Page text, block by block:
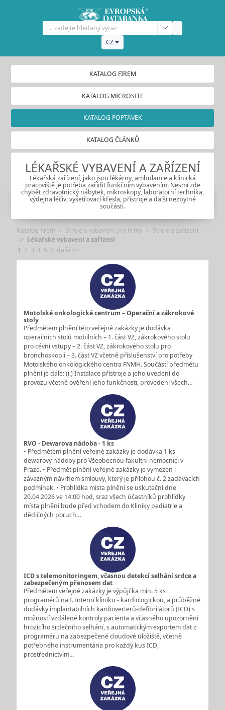
CZ
KATALOG FIREM
KATALOG MICROSITE
KATALOG POPTÁVEK
KATALOG ČLÁNKŮ
LÉKAŘSKÉ VYBAVENÍ A ZAŘÍZENÍ
Lékařská zařízení, jako jsou lékárny, ambulance a klinická
pracoviště je potřeba zařídit funkčním vybavením. Nesmí zde
chybět zdravotnický nábytek, mikroskopy, laboratorní technika,
výdejna léčiv, vyšetřovací křesla, přístroje a další nezbytné
součásti.
Katalog firem Stroje a vybavení pro firmy
Stroje a zařízení
Lékařské vybavení a zařízení
1 2 3 4 5 6 další >>
Motolské onkologické centrum – Operační a zákrokové
stoly
Předmětem plnění této veřejné zakázky je dodávka
operačních stolů mobilních – 1. část VZ, zákrokového stolu
pro cévní vstupy – 2. část VZ, zákrokového stolu pro
bronchoskopii – 3. část VZ včetně příslušenství pro potřeby
Motolského onkologického centra FNMH. Součástí předmětu
plnění je dále: (i.) Instalace přístroje a jeho uvedení do
provozu včetně ověření jeho funkčnosti, provedení všech…
RVO - Dewarova nádoba - 1 ks
• Předmětem plnění veřejné zakázky je dodávka 1 ks
dewarovy nádoby pro Všeobecnou fakultní nemocnici v
Praze. • Předmět plnění veřejné zakázky je vymezen i
závazným návrhem smlouvy, který je přílohou č. 2 zadávacích
podmínek. • Prohlídka místa plnění se uskuteční dne
20.04.2026 ve 14:00 hod, sraz všech účastníků prohlídky
místa plnění bude před vchodem do Kliniky pediatrie a
dědičných poruch…
ICD s telemonitoringem, včasnou detekcí selhání srdce a
zabezpečeným přenosem dat
Předmětem veřejné zakázky je výpůjčka min. 5 ks
programérů na I. Interní kliniku - kardiologickou, a průběžné
dodávky implantabilních kardioverterů-defibrilátorů (ICD) s
možností vzdálené kontroly pacienta a včasného upozornění
hrozícího srdečního selhání, s automatickým exportem dat z
programéru na zabezpečené cloudové úložiště, včetně
potřebného instrumentária pro každý kus ICD,
prostřednictvím…